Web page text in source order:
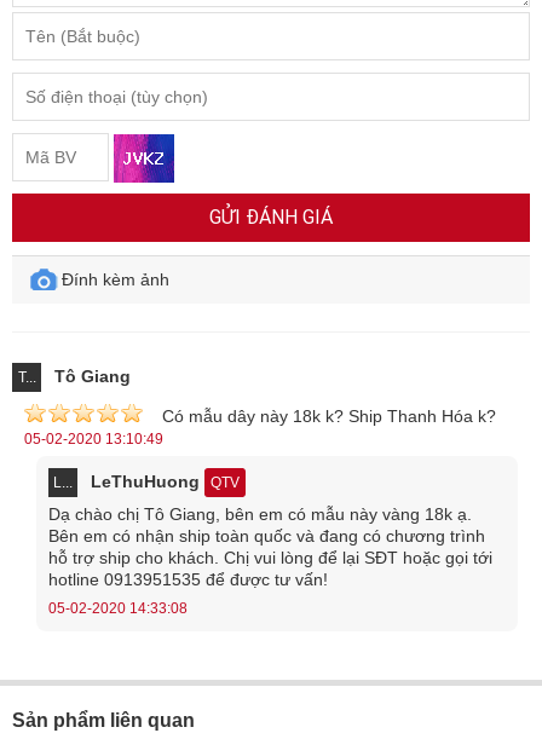
GỬI ĐÁNH GIÁ
Đính kèm ảnh
T... Tô Giang
Có mẫu dây này 18k k? Ship Thanh Hóa k?
05-02-2020 13:10:49
L... LeThuHuong QTV
Dạ chào chị Tô Giang, bên em có mẫu này vàng 18k ạ.
Bên em có nhận ship toàn quốc và đang có chương trình
hỗ trợ ship cho khách. Chị vui lòng để lại SĐT hoặc gọi tới
hotline 0913951535 để được tư vấn!
05-02-2020 14:33:08
Sản phẩm liên quan